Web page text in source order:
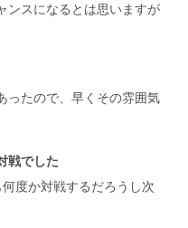
ンスになるとは思いますが
ったので、早くその雰囲気
戦でした
度か対戦するだろうし次